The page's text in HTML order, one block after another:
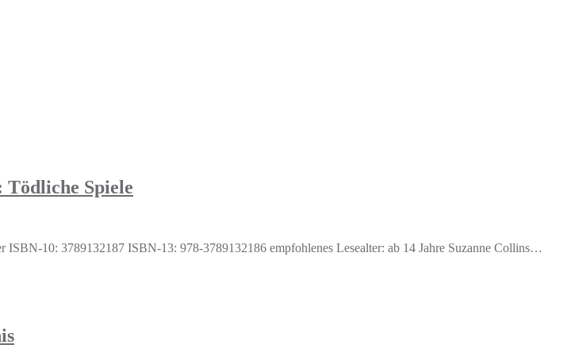
Tödliche Spiele
10: 3789132187 ISBN-13: 978-3789132186 empfohlenes Lesealter: ab 14 Jahre Suzanne Collins…